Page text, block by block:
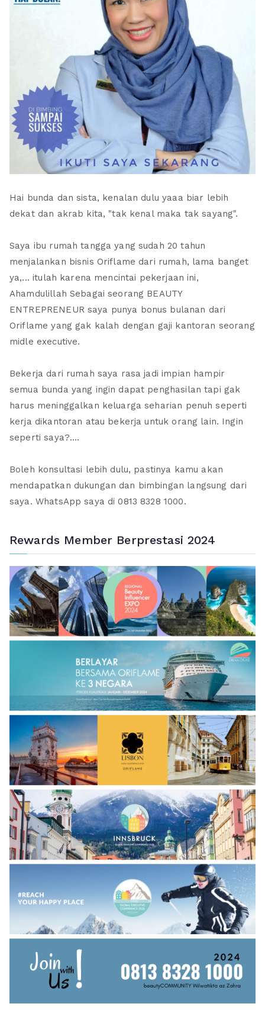
Hai bunda dan sista, kenalan dulu yaaa biar lebih
dekat dan akrab kita, "tak kenal maka tak sayang".
Saya ibu rumah tangga yang sudah 20 tahun
menjalankan bisnis Oriflame dari rumah, lama banget
ya,... itulah karena mencintai pekerjaan ini,
Ahamdulillah Sebagai seorang BEAUTY
ENTREPRENEUR saya punya bonus bulanan dari
Oriflame yang gak kalah dengan gaji kantoran seorang
midle executive.
Bekerja dari rumah saya rasa jadi impian hampir
semua bunda yang ingin dapat penghasilan tapi gak
harus meninggalkan keluarga seharian penuh seperti
kerja dikantoran atau bekerja untuk orang lain. Ingin
seperti saya?....
Boleh konsultasi lebih dulu, pastinya kamu akan
mendapatkan dukungan dan bimbingan langsung dari
saya. WhatsApp saya di 0813 8328 1000.
Rewards Member Berprestasi 2024